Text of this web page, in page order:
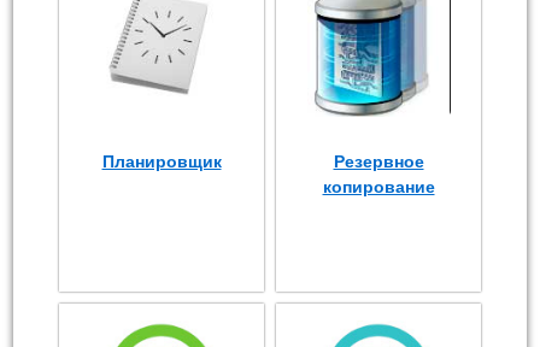
Планировщик
Резервное
копирование